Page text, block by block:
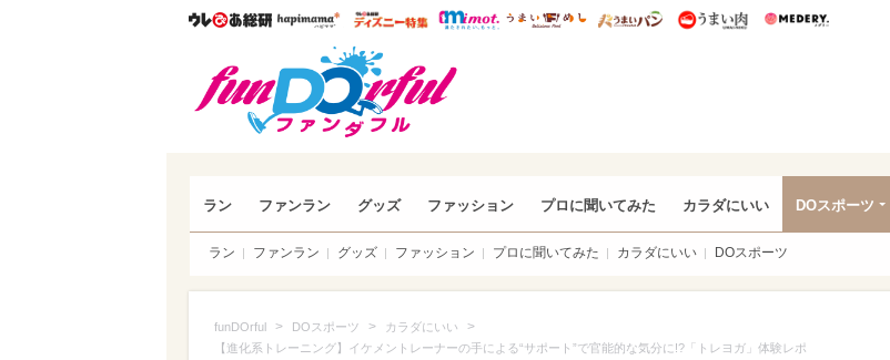
ウレぴあ総研ハピママ* ウレぴあ総研 ディズニー特集
mimot. うまいめし うまいパン うまい肉
ラン ファンラン グッズ ファッション プロに聞いてみた カラダにいい DOスポーツ
ラン ファンラン グッズ ファッション プロに聞いてみた カラダにいい DOスポーツ
funDOrful > DOスポーツ > カラダにいい >
【進化系トレーニング】イケメントレーナーの手による“サポート”で官能的な気分に!?「トレヨガ」体験レポ